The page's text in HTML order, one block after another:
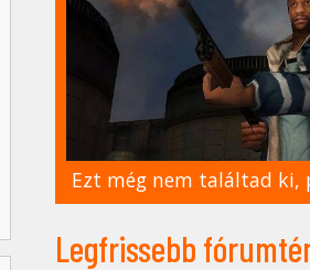
Ezt még nem találtad ki,
Legfrissebb